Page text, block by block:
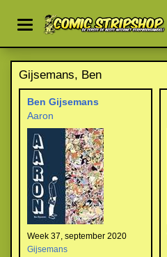
Gijsemans, Ben
Ben Gijsemans
Aaron
Week 37, september 2020
Gijsemans